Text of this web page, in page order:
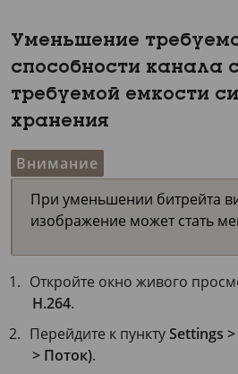
Уменьшение
способности канала
требуемой емкости
хранения
Внимание
При уменьшении битрейта
изображение может стать
Откройте окно живого
H.264.
Перейдите к пунктуSettings
> Поток).